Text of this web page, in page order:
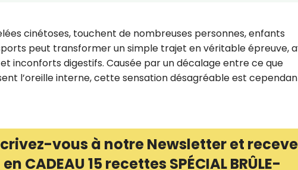
cinétoses, touchent de nombreuses personnes, enfants
peut transformer un simple trajet en véritable épreuve,
inconforts digestifs. Causée par un décalage entre ce que
l’oreille interne, cette sensation désagréable est
vous à notre Newsletter et
en CADEAU 15 recettes SPÉCIAL BRÛLE-